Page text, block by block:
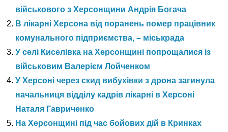
військового з Херсонщини Андрія Богача
В лікарні Херсона від поранень помер працівник
комунального підприємства, – міськрада
У селі Киселівка на Херсонщині попрощалися із
військовим Валерієм Лойченком
У Херсоні через скид вибухівки з дрона загинула
начальниця відділу кадрів лікарні в Херсоні
Наталя Гавриченко
На Херсонщині під час бойових дій в Кринках